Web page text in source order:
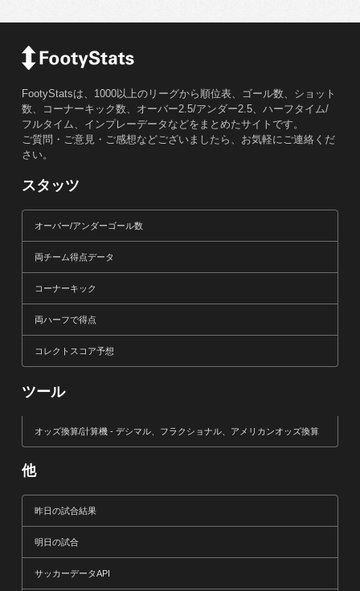
FootyStatsは、1000以上のリーグから順位表、ゴール数、ショット
数、コーナーキック数、オーバー2.5/アンダー2.5、ハーフタイム/
フルタイム、インプレーデータなどをまとめたサイトです。
ご質問・ご意見・ご感想などございましたら、お気軽にご連絡くだ
さい。
スタッツ
オーバー/アンダーゴール数
両チーム得点データ
コーナーキック
両ハーフで得点
コレクトスコア予想
ツール
オッズ換算/計算機 - デシマル、フラクショナル、アメリカンオッズ換算
他
昨日の試合結果
明日の試合
サッカーデータAPI